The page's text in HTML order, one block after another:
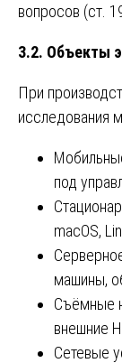
вопросов (ст.
3.2. Объекты
При
исследования
под
macOS,
машины,
Съёмные
внешние
Сетевые